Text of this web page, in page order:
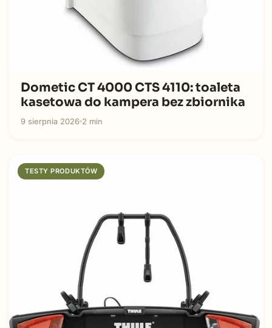
Dometic CT 4000 CTS 4110: toaleta
kasetowa do kampera bez zbiornika
9 sierpnia 2026 2 min
TESTY PRODUKTÓW